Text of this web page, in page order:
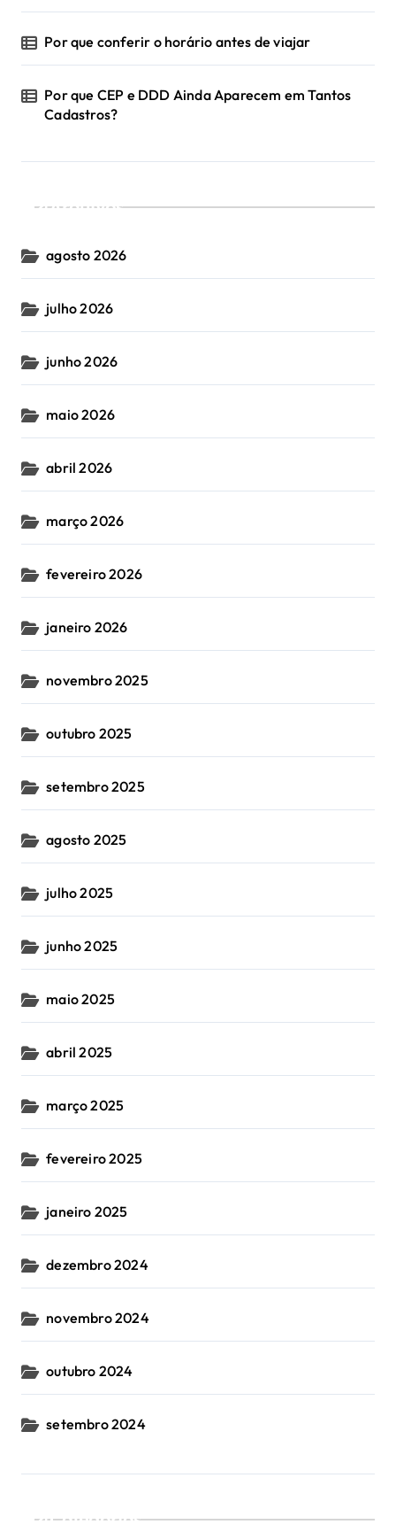
Por que conferir o horário antes de viajar
Por que CEP e DDD Ainda Aparecem em Tantos
Cadastros?
Arquivos
agosto 2026
julho 2026
junho 2026
maio 2026
abril 2026
março 2026
fevereiro 2026
janeiro 2026
novembro 2025
outubro 2025
setembro 2025
agosto 2025
julho 2025
junho 2025
maio 2025
abril 2025
março 2025
fevereiro 2025
janeiro 2025
dezembro 2024
novembro 2024
outubro 2024
setembro 2024
Categorias